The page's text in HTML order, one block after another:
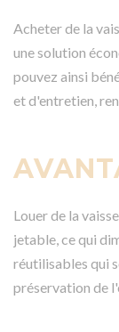
Acheter de la
une solution
pouvez ainsi
et d'entretien,
Louer de la
jetable, ce qui
réutilisables qui
préservation de